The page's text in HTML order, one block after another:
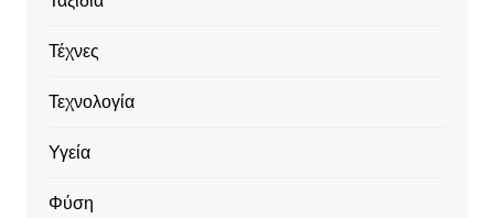
Τέχνες
Τεχνολογία
Υγεία
Φύση